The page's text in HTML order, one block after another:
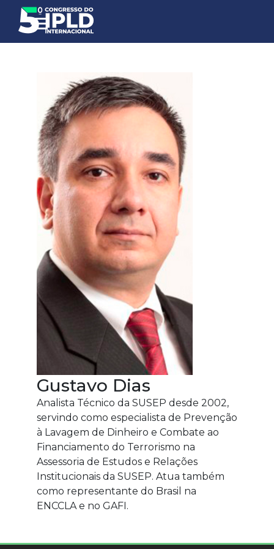
Gustavo Dias
Analista Técnico da SUSEP desde 2002,
servindo como especialista de Prevenção
à Lavagem de Dinheiro e Combate ao
Financiamento do Terrorismo na
Assessoria de Estudos e Relações
Institucionais da SUSEP. Atua também
como representante do Brasil na
ENCCLA e no GAFI.